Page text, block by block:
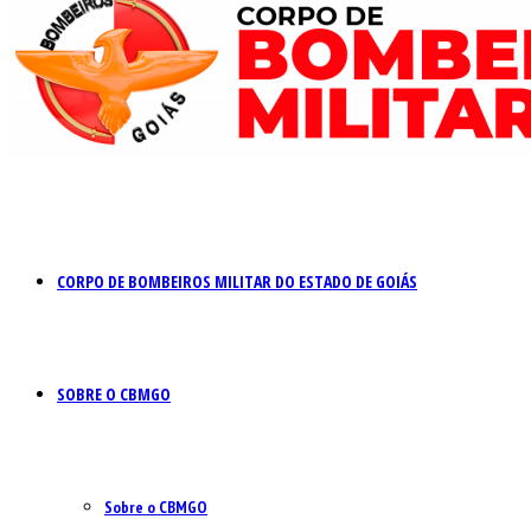
CORPO DE BOMBEIROS MILITAR DO ESTADO DE GOIÁS
SOBRE O CBMGO
Sobre o CBMGO